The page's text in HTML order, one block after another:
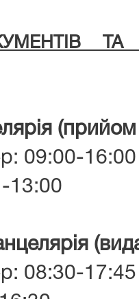
ТА
(прийом
09:00-16:00
13:00
08:30-17:45